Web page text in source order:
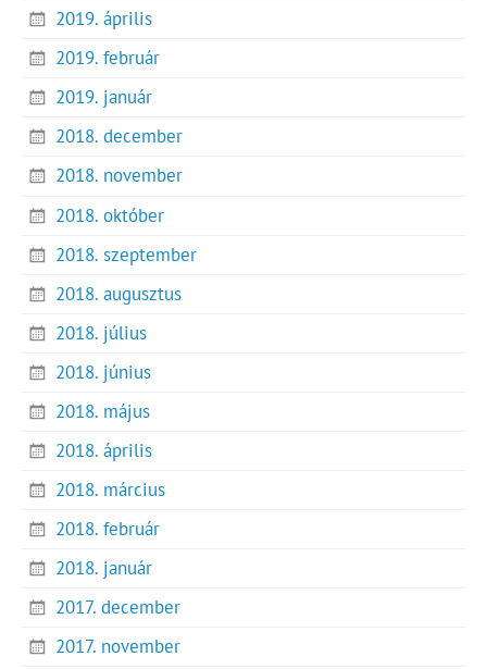
2019. április
2019. február
2019. január
2018. december
2018. november
2018. október
2018. szeptember
2018. augusztus
2018. július
2018. június
2018. május
2018. április
2018. március
2018. február
2018. január
2017. december
2017. november